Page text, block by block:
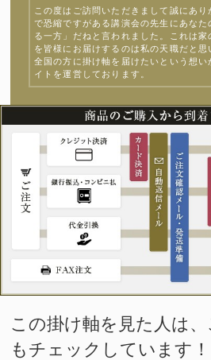
この度はご訪問いただきまして誠にあ
で恐縮ですがある講演会の先生にあなた
る一方」だねと言われました。これは
を皆様にお届けするのは私の天職だと思
全国の方に掛け軸を届けたいという想い
イトを運営しております。
この掛け軸を見た人は
もチェックしています！